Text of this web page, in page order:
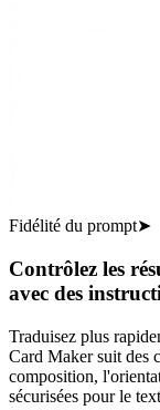
Fidélité du prompt➤
Contrôlez les
avec des
Traduisez plus
Card Maker suit des
composition,
sécurisées pour le